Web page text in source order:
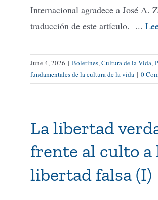
Internacional agradece a José A.
traducción de este artículo. ...
June 4, 2026 | Boletines, Cultura de la Vida,
fundamentales de la cultura de la vida | 0
La libertad
frente al culto a
libertad falsa (I)